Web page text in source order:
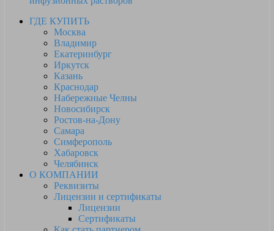
ГДЕ КУПИТЬ
Москва
Владимир
Екатеринбург
Иркутск
Казань
Краснодар
Набережные Челны
Новосибирск
Ростов-на-Дону
Самара
Симферополь
Хабаровск
Челябинск
О КОМПАНИИ
Реквизиты
Лицензии и сертификаты
Лицензии
Сертификаты